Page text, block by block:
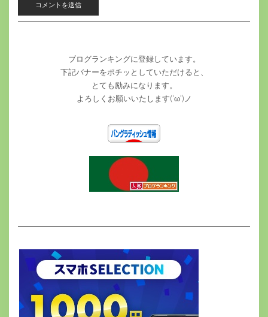
ブログランキングに登録しています。
下記バナーをポチッとしていただけると、
とても励みになります。
よろしくお願いいたします(‘ω’)ノ